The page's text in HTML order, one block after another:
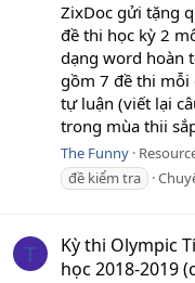
ZixDoc gửi tặng
đề thi học kỳ 2
dạng word hoàn
gồm 7 đề thi mỗi
tự luận (viết lại
trong mùa thii
The Funny
đề kiểm tra
T
Kỳ thi Olympic
học 2018-2019